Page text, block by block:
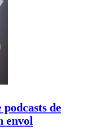
de
envol